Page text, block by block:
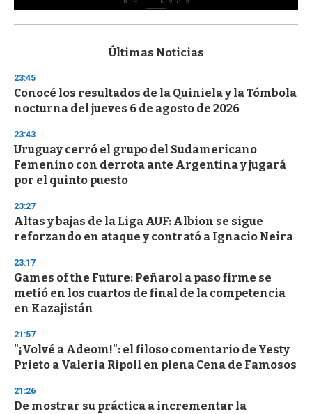
s
d
s
o
f
3
s
e
c
o
d
s
Últimas Noticias
23:45
Conocé los resultados de la Quiniela y la Tómbola
nocturna del jueves 6 de agosto de 2026
23:43
Uruguay cerró el grupo del Sudamericano
Femenino con derrota ante Argentina y jugará
por el quinto puesto
23:27
Altas y bajas de la Liga AUF: Albion se sigue
reforzando en ataque y contrató a Ignacio Neira
23:17
Games of the Future: Peñarol a paso firme se
metió en los cuartos de final de la competencia
en Kazajistán
21:57
"¡Volvé a Adeom!": el filoso comentario de Yesty
Prieto a Valeria Ripoll en plena Cena de Famosos
21:26
De mostrar su práctica a incrementar la